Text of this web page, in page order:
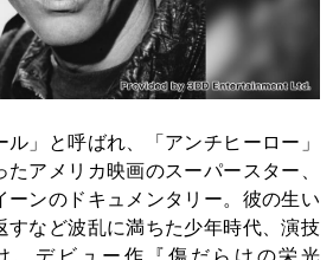
ル」と呼ばれ、「アンチヒーロー」
アメリカ映画のスーパースター、
ーンのドキュメンタリー。彼の生い
すなど波乱に満ちた少年時代、演技